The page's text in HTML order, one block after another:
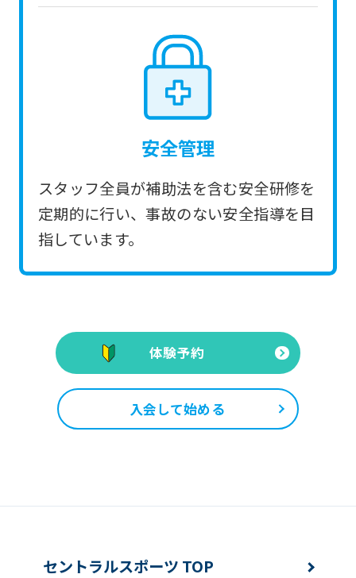
安全管理
スタッフ全員が補助法を含む安全研修を
定期的に行い、事故のない安全指導を目
指しています。
体験予約
入会して始める
セントラルスポーツ TOP